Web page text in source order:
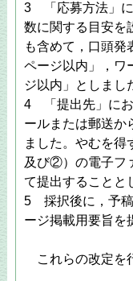
3 「応募方法」
数に関する目安を
も含めて，口頭発
ページ以内」，ワ
ジ以内」としまし
4 「提出先」にお
ールまたは郵送か
ました。やむを
及び②）の電子フ
て提出することと
5 採択後に，予稿
ージ掲載用要旨を
これらの改定を